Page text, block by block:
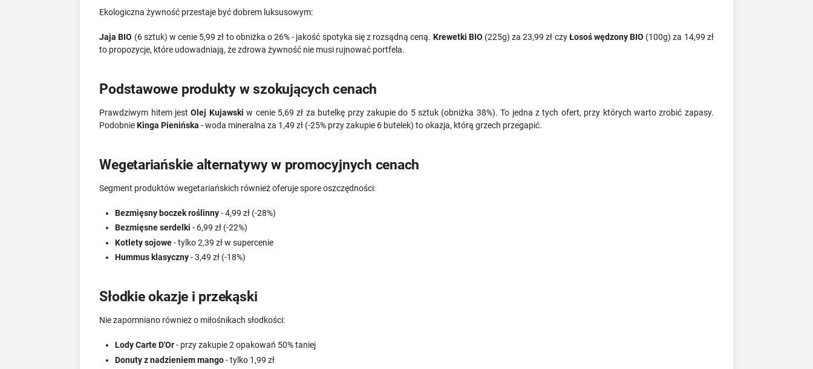
Ekologiczna żywność przestaje być dobrem luksusowym:
Jaja BIO (6 sztuk) w cenie 5,99 zł to obniżka o 26% - jakość spotyka się z rozsądną ceną. Krewetki BIO (225g) za 23,99 zł czyŁosoś wędzony BIO (100g) za 14,99 zł
to propozycje, które udowadniają, że zdrowa żywność nie musi rujnować portfela.
Podstawowe produkty w szokujących cenach
Prawdziwym hitem jestOlej Kujawski w cenie 5,69 zł za butelkę przy zakupie do 5 sztuk (obniżka 38%). To jedna z tych ofert, przy których warto zrobić zapasy.
PodobnieKinga Pienińska - woda mineralna za 1,49 zł (-25% przy zakupie 6 butelek) to okazja, którą grzech przegapić.
Wegetariańskie alternatywy w promocyjnych cenach
Segment produktów wegetariańskich również oferuje spore oszczędności:
Bezmięsny boczek roślinny- 4,99 zł (-28%)
Bezmięsne serdelki - 6,99 zł (-22%)
Kotlety sojowe- tylko 2,39 zł w supercenie
Hummus klasyczny- 3,49 zł (-18%)
Słodkie okazje i przekąski
Nie zapomniano również o miłośnikach słodkości:
Lody Carte D'Or- przy zakupie 2 opakowań 50% taniej
Donuty z nadzieniem mango- tylko 1,99 zł